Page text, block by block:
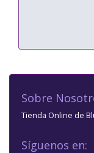
Sobre
Tienda Online de
Síguenos en: